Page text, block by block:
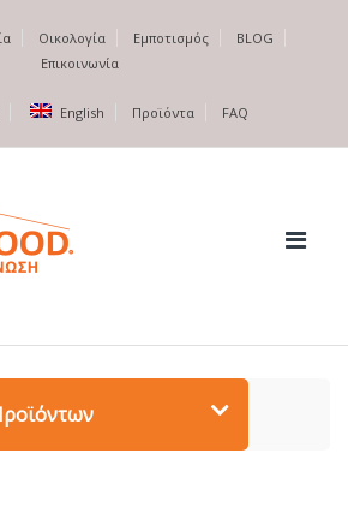
Οικολογία Εμποτισμός
BLOG
Επικοινωνία
English Προϊόντα FAQ